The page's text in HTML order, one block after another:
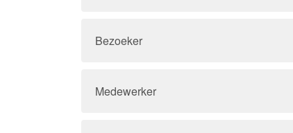
Bezoeker
Medewerker